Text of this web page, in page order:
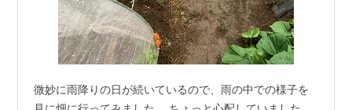
微妙に雨降りの日が続いているので、雨の中での様子を